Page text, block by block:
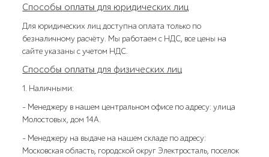
Способы оплаты для юридических лиц
Для юридических лиц доступна оплата только по
безналичному расчёту. Мы работаем с НДС, все цены на
сайте указаны с учетом НДС.
Способы оплаты для физических лиц
1. Наличными:
- Менеджеру в нашем центральном офисе по адресу: улица
Молостовых, дом 14А.
- Менеджеру на выдаче на нашем складе по адресу:
Московская область, городской округ Электросталь, поселок